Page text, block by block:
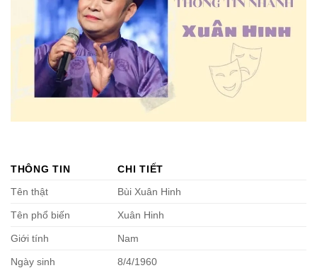
THÔNG TIN
CHI TIẾT
Tên thật
Bùi Xuân Hinh
Tên phổ biến Xuân Hinh
Giới tính Nam
Ngày sinh 8/4/1960